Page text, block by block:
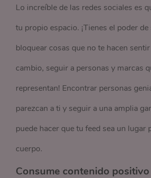
Lo increíble de las redes sociales es
tu propio espacio. ¡Tienes el poder
bloquear cosas que no te hacen
cambio, seguir a personas y marcas
representan! Encontrar personas
parezcan a ti y seguir a una amplia
puede hacer que tu feed sea un lugar
cuerpo.
Consume contenido positivo